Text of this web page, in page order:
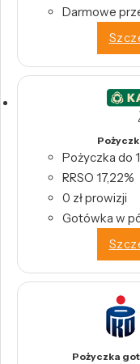
Darmowe
Pożyczka do
RRSO 17,22%
0 zł prowizji
Gotówka w
Pożyczka